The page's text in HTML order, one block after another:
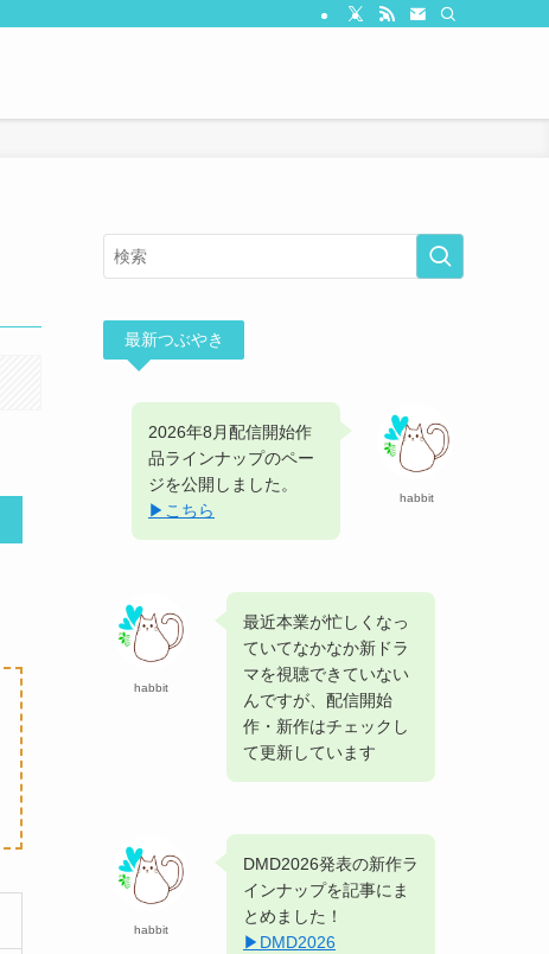
最新つぶやき
habbit
2026年8月配信開始作
品ラインナップのペー
ジを公開しました。
▶︎こちら
habbit
最近本業が忙しくなっ
ていてなかなか新ドラ
マを視聴できていない
んですが、配信開始
作・新作はチェックし
て更新しています
habbit
DMD2026発表の新作ラ
インナップを記事にま
とめました！
▶︎DMD2026